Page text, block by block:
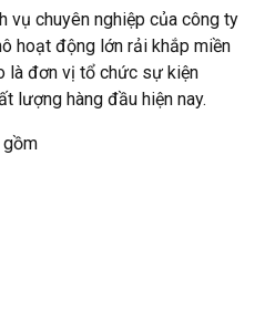
vụ chuyên nghiệp của công ty
hoạt động lớn rải khắp miền
là đơn vị tổ chức sự kiện
lượng hàng đầu hiện nay.
gồm